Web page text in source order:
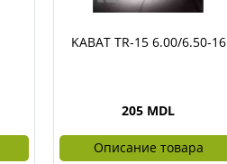
KABAT TR-15 6.00/6.50-16
205 MDL
Описание товара